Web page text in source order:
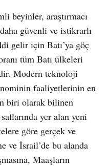
beyinler, araştırmacı
güvenli ve istikrarlı
gelir için Batı’ya göç
tüm Batı ülkeleri
Modern teknoloji
faaliyetlerinin en
biri olarak bilinen
yer alan yeni
göre gerçek ve
ve İsrail’de bu alanda
Maaşların